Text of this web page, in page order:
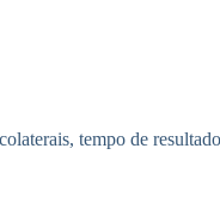
tempo de